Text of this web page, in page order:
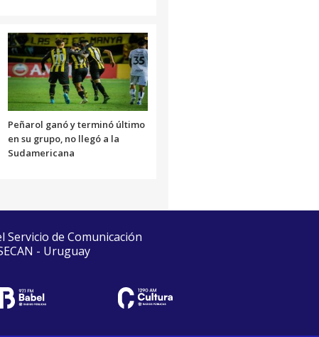
Peñarol ganó y terminó último
en su grupo, no llegó a la
Sudamericana
Servicio de Comunicación
- Uruguay